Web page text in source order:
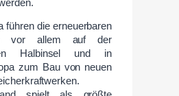
führen die erneuerbaren
vor allem auf der
Halbinsel und in
zum Bau von neuen